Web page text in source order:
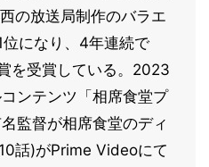
の放送局制作のバラエ
になり、4年連続で
を受賞している。2023
ンテンツ「相席食堂プ
監督が相席食堂のディ
話)がPrime Videoにて